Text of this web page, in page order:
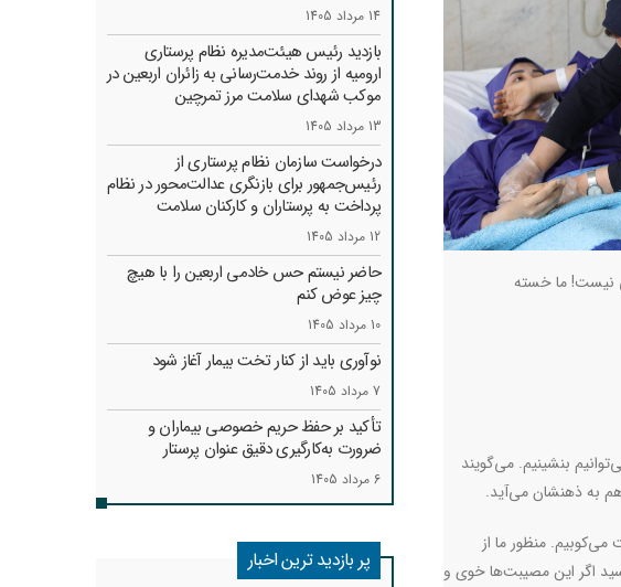
نیست! ما خسته
بنشینیم. می‌گویند
به ذهنشان می‌آید.
منظور ما از
اگر این مصیبت‌ها خوی و
14 مرداد 1405
بازدید رئیس هیئت‌مدیره نظام پرستاری
ارومیه از روند خدمت‌رسانی به زائران اربعین در
موکب شهدای سلامت مرز تمرچین
13 مرداد 1405
درخواست سازمان نظام پرستاری از
رئیس‌جمهور برای بازنگری عدالت‌محور در نظام
پرداخت به پرستاران و کارکنان سلامت
12 مرداد 1405
حاضر نیستم حس خادمی اربعین را با هیچ
چیز عوض کنم
10 مرداد 1405
نوآوری باید از کنار تخت بیمار آغاز شود
7 مرداد 1405
تأکید بر حفظ حریم خصوصی بیماران و
ضرورت به‌کارگیری دقیق عنوان پرستار
6 مرداد 1405
پر بازدید ترین اخبار